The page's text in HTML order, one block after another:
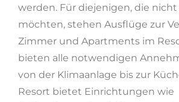
werden. Für diejenigen, die
möchten, stehen Ausflüge zur
Zimmer und Apartments im
bieten alle notwendigen
von der Klimaanlage bis zur
Resort bietet Einrichtungen wie